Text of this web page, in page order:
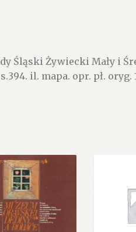
Śląski Żywiecki Mały i
il. mapa. opr. pł. oryg.